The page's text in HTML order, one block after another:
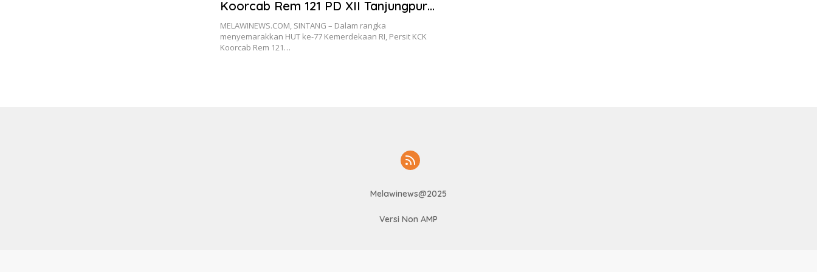
Koorcab Rem 121 PD XII Tanjungpura
Gelar Berbagai Lomba
MELAWINEWS.COM, SINTANG – Dalam rangka
menyemarakkan HUT ke-77 Kemerdekaan RI, Persit KCK
Koorcab Rem 121…
Melawinews@2025
Versi Non AMP